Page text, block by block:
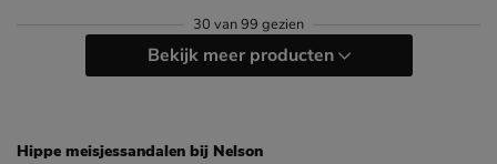
30 van99 gezien
Bekijk meer producten
Hippe meisjessandalen bij Nelson